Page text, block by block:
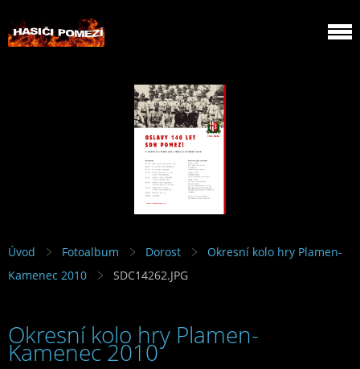
Úvod Fotoalbum Dorost
Okresní kolo hry Plamen-
Kamenec 2010
SDC14262.JPG
Okresní kolo hry Plamen-
Kamenec 2010